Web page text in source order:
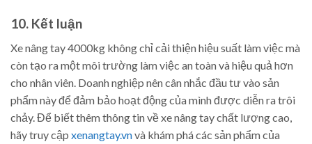
10. Kết luận
Xe nâng tay 4000kg không chỉ cải thiện hiệu suất làm việc mà
còn tạo ra một môi trường làm việc an toàn và hiệu quả hơn
cho nhân viên. Doanh nghiệp nên cân nhắc đầu tư vào sản
phẩm này để đảm bảo hoạt động của mình được diễn ra trôi
chảy. Để biết thêm thông tin về xe nâng tay chất lượng cao,
hãy truy cập xenangtay.vnvà khám phá các sản phẩm của